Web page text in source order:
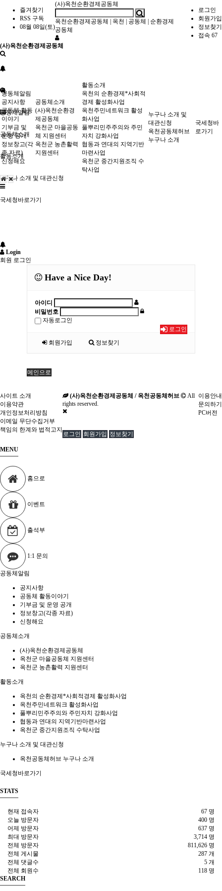
즐겨찾기
RSS 구독
08월 08일(토)
로그인
회원가입
정보찾기
접속 67
(사)옥천순환경제공동체
옥천순환경제공동체 옥천 공동체
순환경제
공동체
(사)옥천순환경제공동체
공동체알림
공동체소개
활동소개
누구나 소개 및 대관신청
국세청바로가기
공동체알림
공지사항
공동체 활동
이야기
기부금 및
운영 공개
정보창고(각
종 자료)
신청해요
공동체소개
(사)옥천순환경
제공동체
옥천군 마을공동
체 지원센터
옥천군 농촌활력
지원센터
활동소개
옥천의 순환경제*사회적
경제 활성화사업
옥천주민네트워크 활성
화사업
풀뿌리민주주의와 주민
자치 강화사업
협동과 연대의 지역기반
마련사업
옥천군 중간지원조직 수
탁사업
누구나 소개 및
대관신청
옥천공동체허브
누구나 소개
국세청바
로가기
Login
회원 로그인
Have a Nice Day!
아이디
비밀번호
자동로그인
로그인
회원가입
정보찾기
메인으로
사이트 소개
이용약관
개인정보처리방침
이메일 무단수집거부
책임의 한계와 법적고지
이용안내
문의하기
PC버전
(사)옥천순환경제공동체 / 옥천공동체허브
All
rights reserved.
로그인 회원가입 정보찾기
MENU
홈으로
이벤트
출석부
1:1 문의
공동체알림
공지사항
공동체 활동이야기
기부금 및 운영 공개
정보창고(각종 자료)
신청해요
공동체소개
(사)옥천순환경제공동체
옥천군 마을공동체 지원센터
옥천군 농촌활력 지원센터
활동소개
옥천의 순환경제*사회적경제 활성화사업
옥천주민네트워크 활성화사업
풀뿌리민주주의와 주민자치 강화사업
협동과 연대의 지역기반마련사업
옥천군 중간지원조직 수탁사업
누구나 소개 및 대관신청
옥천공동체허브 누구나 소개
국세청바로가기
STATS
67 명
현재 접속자
400 명
오늘 방문자
637 명
어제 방문자
3,714 명
최대 방문자
811,626 명
전체 방문자
287 개
전체 게시물
5 개
전체 댓글수
118 명
전체 회원수
SEARCH